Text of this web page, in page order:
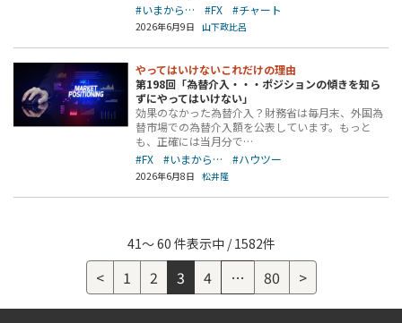
#いまから…
#FX #チャート
2026年6月9日 山下政比呂
やってはいけないこれだけの理由
第198回「為替介入・・・ポジションの傾きを知ら
ずにやってはいけない」
効果のなかった為替介入？財務省は毎月末、外国為
替市場での為替介入額を公表しています。もっと
も、正確には当月分で…
#FX
#いまから… #ハウツー
2026年6月8日 松井隆
41～ 60 件表示中 / 1582件
< 1 2 3 4 … 80 >